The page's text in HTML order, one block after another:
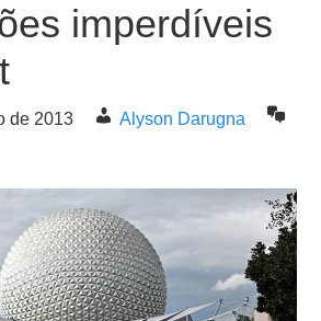
imperdíveis
de 2013
Alyson Darugna